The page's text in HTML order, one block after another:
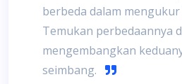
berbeda dalam mengukur
Temukan perbedaannya
mengembangkan
seimbang.